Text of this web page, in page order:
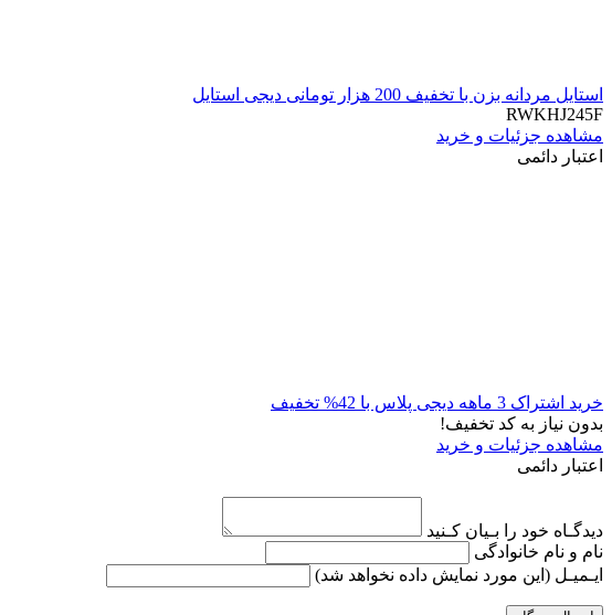
استایل مردانه بزن با تخفیف 200 هزار تومانی دیجی استایل
RWKHJ245F
مشاهده جزئیات و خرید
اعتبار دائمی
خرید اشتراک 3 ماهه دیجی پلاس با 42% تخفیف
بدون نیاز به کد تخفیف!
مشاهده جزئیات و خرید
اعتبار دائمی
دیدگـاه خود را بـیان کـنید
نام و نام خانوادگی
ایـمیـل (این مورد نمایش داده نخواهد شد)